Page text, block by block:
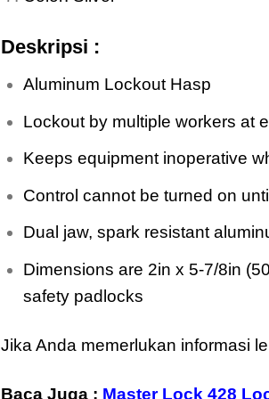
Deskripsi :
Aluminum Lockout Hasp
Lockout by multiple workers at
Keeps equipment inoperative
Control cannot be turned on
Dual jaw, spark resistant
Dimensions are 2in x 5-7/8in
safety padlocks
Jika Anda memerlukan informasi
Baca Juga : Master Lock 428